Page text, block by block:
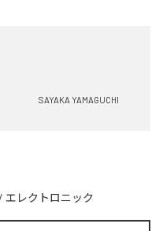
SAYAKA YAMAGUCHI
/ エレクトロニック